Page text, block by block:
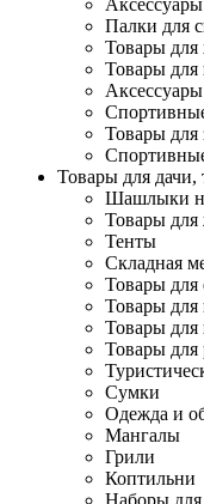
Палки для
Товары для
Товары для
Товары для
Товары для дачи,
Шашлыки
Товары
Тенты
Складная
Товары для
Товары для
Товары для
Товары для
Сумки
Одежда и
Мангалы
Грили
Коптильни
Наборы